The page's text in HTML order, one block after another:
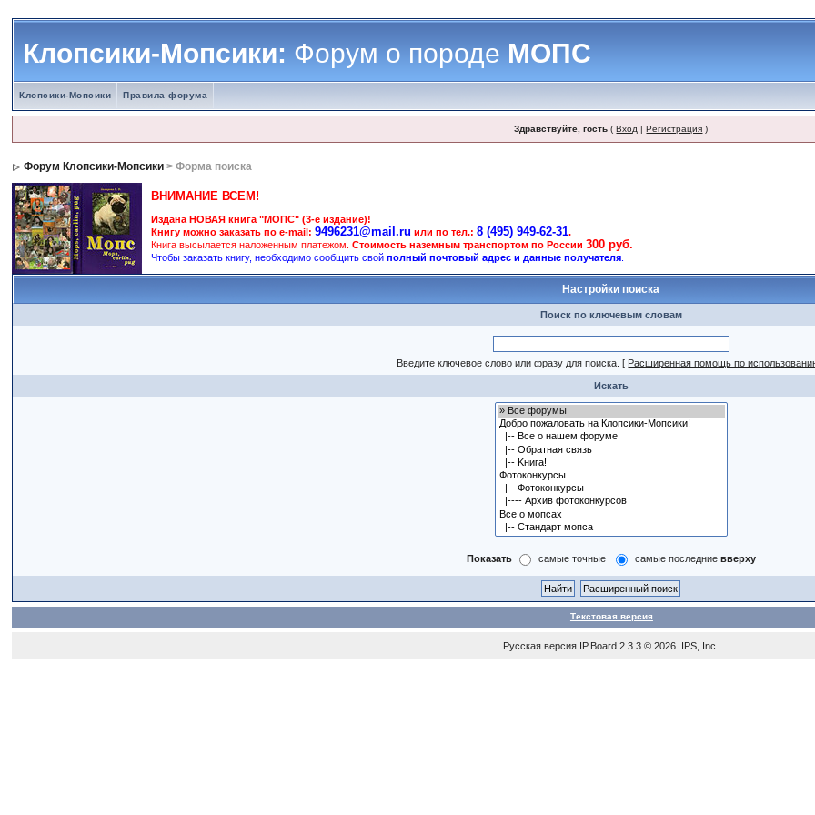
Клопсики-Мопсики:Форум о породеМОПС
Клопсики-Мопсики Правила форума
Здравствуйте, гость (Вход |Регистрация )
Форум Клопсики-Мопсики > Форма поиска
ВНИМАНИЕ ВСЕМ!
Издана НОВАЯ книга "МОПС" (3-е издание)!
Книгу можно заказать по e-mail:9496231@mail.ru или по тел.:8 (495) 949-62-31.
Книга высылается наложенным платежом.Стоимость наземным транспортом по России300 руб.
Чтобы заказать книгу, необходимо сообщить свойполный почтовый адрес и данные получателя
Настройки поиска
Поиск по ключевым словам
Введите ключевое слово или фразу для поиска. [ Расширенная помощь по
Искать
Показать самые точные самые последние вверху
Текстовая версия
Русская версия IP.Board 2.3.3 © 2026 IPS, Inc